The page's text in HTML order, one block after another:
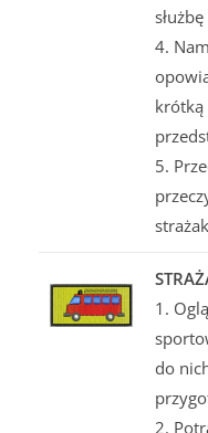
służbę
4.
5.
1.
do
2.